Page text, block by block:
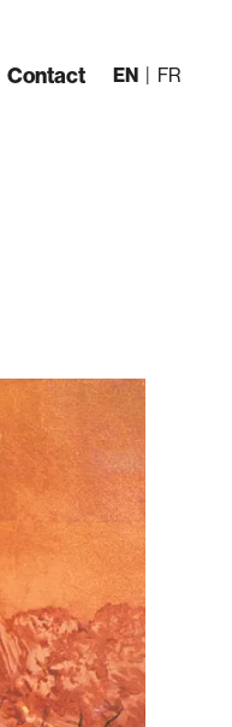
Contact